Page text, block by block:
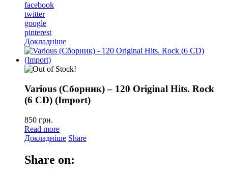
facebook
twitter
google
pinterest
Докладніше
Various (Сборник) – 120 Original Hits. Rock
(6 CD) (Import)
850 грн.
Read more
Докладніше Share
Share on: